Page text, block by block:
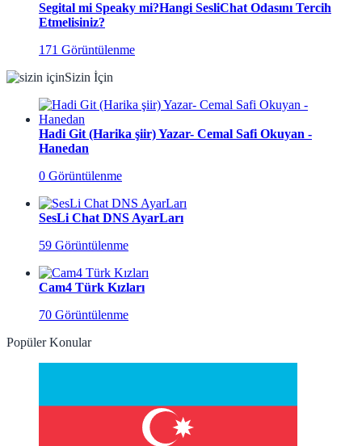
Segital mi Speaky mi?Hangi SesliChat Odasını Tercih
Etmelisiniz?
171 Görüntülenme
Sizin İçin
Hadi Git (Harika şiir) Yazar- Cemal Safi Okuyan -
Hanedan
0 Görüntülenme
SesLi Chat DNS AyarLarı
59 Görüntülenme
Cam4 Türk Kızları
70 Görüntülenme
Popüler Konular